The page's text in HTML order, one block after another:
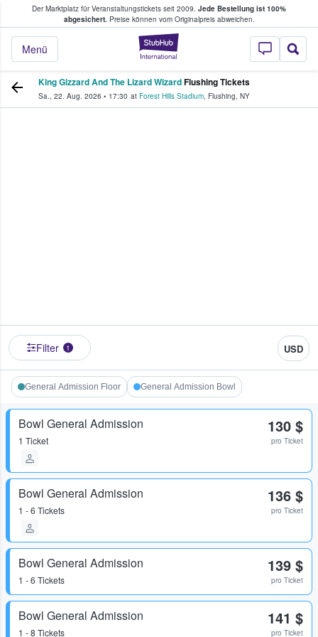
Der Marktplatz für Veranstaltungstickets seit 2009. Jede Bestellung ist 100%
abgesichert.Preise können vom Originalpreis abweichen.
StubHub - Wo
Menü
Tickets kaufen & verkaufen
King Gizzard And The Lizard WizardFlushing Tickets
Sa., 22. Aug. 2026 • 17:30 at Forest Hills Stadium, Flushing, NY
Filter 1 USD
General Admission Floor General Admission Bowl
Bowl General Admission
1 Ticket
130 $
pro Ticket
Bowl General Admission
1 - 6 Tickets
136 $
pro Ticket
Bowl General Admission
1 - 6 Tickets
139 $
pro Ticket
Bowl General Admission
1 - 8 Tickets
141 $
pro Ticket